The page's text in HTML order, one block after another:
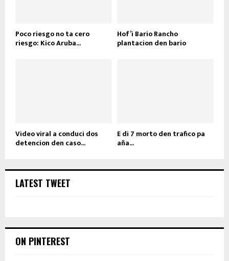
Poco riesgo no ta cero
riesgo: Kico Aruba...
Hof’i Bario Rancho
plantacion den bario
Video viral a conduci dos
detencion den caso...
E di 7 morto den trafico pa
aña...
LATEST TWEET
ON PINTEREST